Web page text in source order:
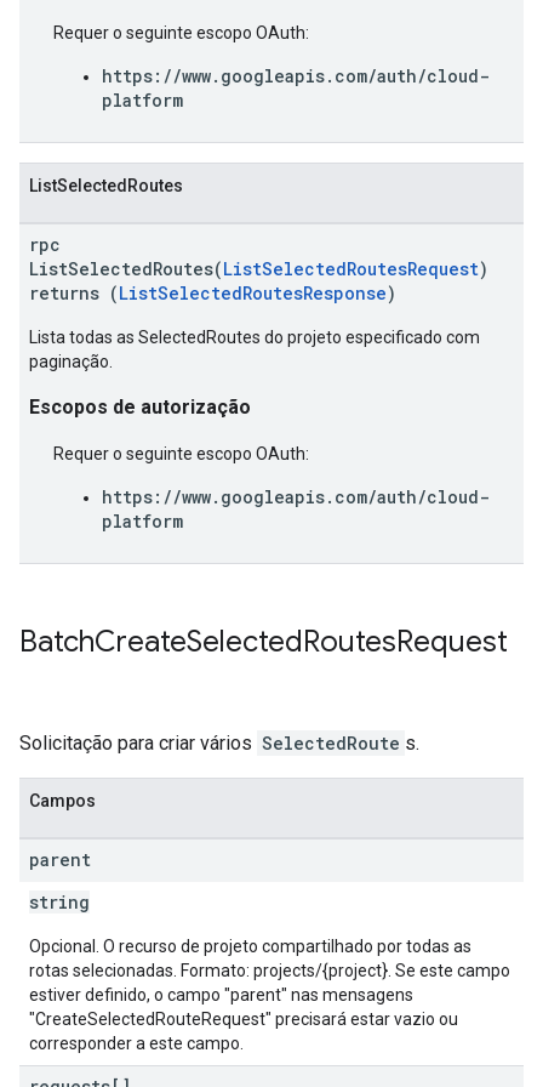
Requer o seguinte escopo OAuth:
https://www.googleapis.com/auth/cloud-
platform
ListSelectedRoutes
rpc
ListSelectedRoutes(ListSelectedRoutesRequest)
returns (ListSelectedRoutesResponse)
Lista todas as SelectedRoutes do projeto especificado com
paginação.
Escopos de autorização
Requer o seguinte escopo OAuth:
https://www.googleapis.com/auth/cloud-
platform
BatchCreateSelectedRoutesRequest
Solicitação para criar vários SelectedRoute s.
Campos
parent
string
Opcional. O recurso de projeto compartilhado por todas as
rotas selecionadas. Formato: projects/{project}. Se este campo
estiver definido, o campo "parent" nas mensagens
"CreateSelectedRouteRequest" precisará estar vazio ou
corresponder a este campo.